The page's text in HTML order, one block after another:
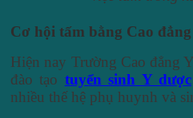
Cơ hội tấm bằng Cao
Hiện nay Trường Cao đẳng
đào tạo tuyển sinh Y dược
nhiều thế hệ phụ huynh và